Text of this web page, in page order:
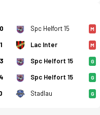
tarihinde
Spc Helfort 15 M
Lac Inter M
Spc Helfort 15 G
Spc Helfort 15 G
Stadlau G